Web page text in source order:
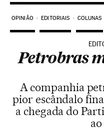
OPINIÃO EDITORIAIS COLUNAS
Petrobras
A companhia
pior escândalo
a chegada do